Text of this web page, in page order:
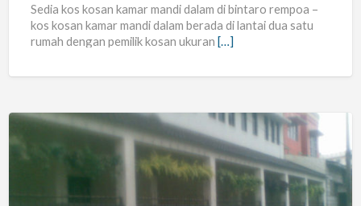
Sedia kos kosan kamar mandi dalam di bintaro rempoa –
kos kosan kamar mandi dalam berada di lantai dua satu
rumah dengan pemilik kosan ukuran […]
PAMULANG